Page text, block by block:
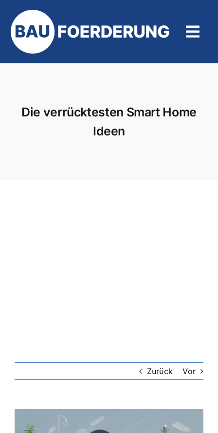
Inhalt
springen
Die verrücktesten Smart Home
Ideen
Zurück Vor
grösseres